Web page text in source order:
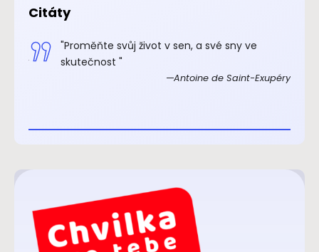
Citáty
"Proměňte svůj život v sen, a své sny ve
skutečnost "
Antoine de Saint-Exupéry